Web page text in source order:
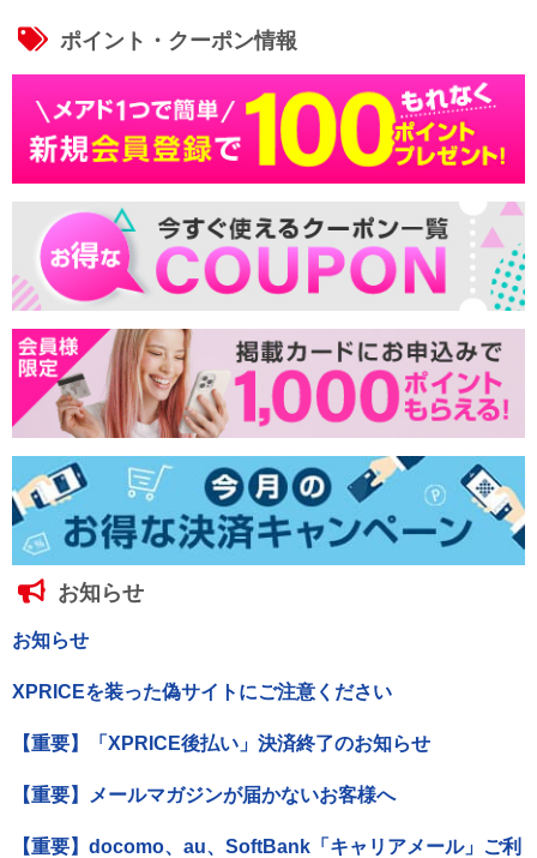
ポイント・クーポン情報
お知らせ
お知らせ
XPRICEを装った偽サイトにご注意ください
【重要】「XPRICE後払い」決済終了のお知らせ
【重要】メールマガジンが届かないお客様へ
【重要】docomo、au、SoftBank「キャリアメール」ご利